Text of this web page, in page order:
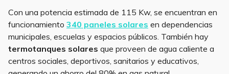
Con una potencia estimada de 115 Kw, se encuentran en
funcionamiento 340 paneles solares en dependencias
municipales, escuelas y espacios públicos. También hay
termotanques solares que proveen de agua caliente a
centros sociales, deportivos, sanitarios y educativos,